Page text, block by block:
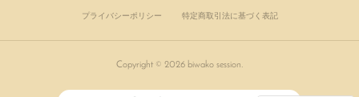
プライバシーポリシー 特定商取引法に基づく表記
Copyright © 2026 biwako session.